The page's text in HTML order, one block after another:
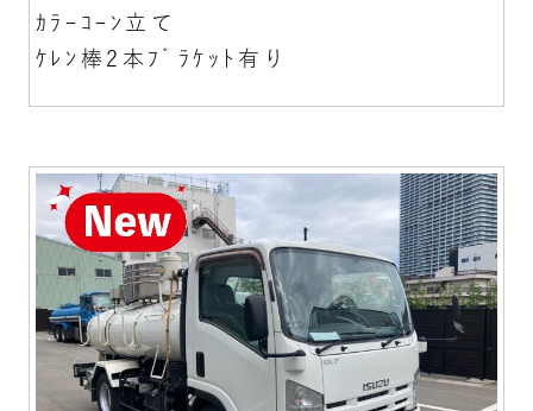
ｶﾗｰｺｰﾝ立て
ｹﾚﾝ棒2本ﾌﾞﾗｹｯﾄ有り